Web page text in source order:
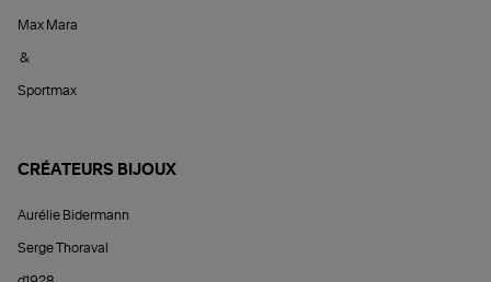
Max Mara
&
Sportmax
CRÉATEURS BIJOUX
Aurélie Bidermann
Serge Thoraval